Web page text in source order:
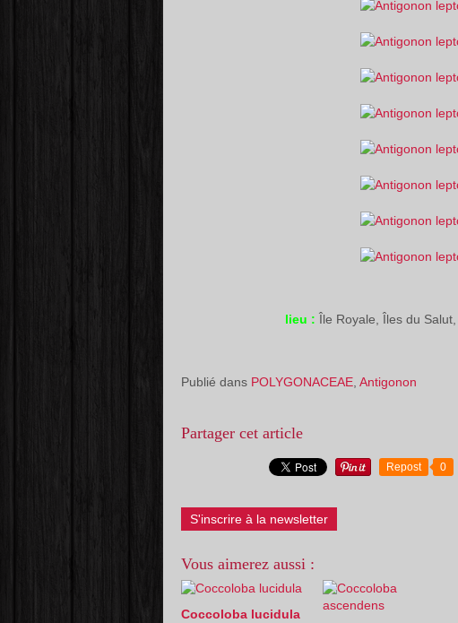
lieu : Île Royale, Îles du
Publié dans POLYGONACEAE Antigonon
Partager cet article
Repost 0
S'inscrire à la newsletter
Vous aimerez aussi :
Coccoloba lucidula